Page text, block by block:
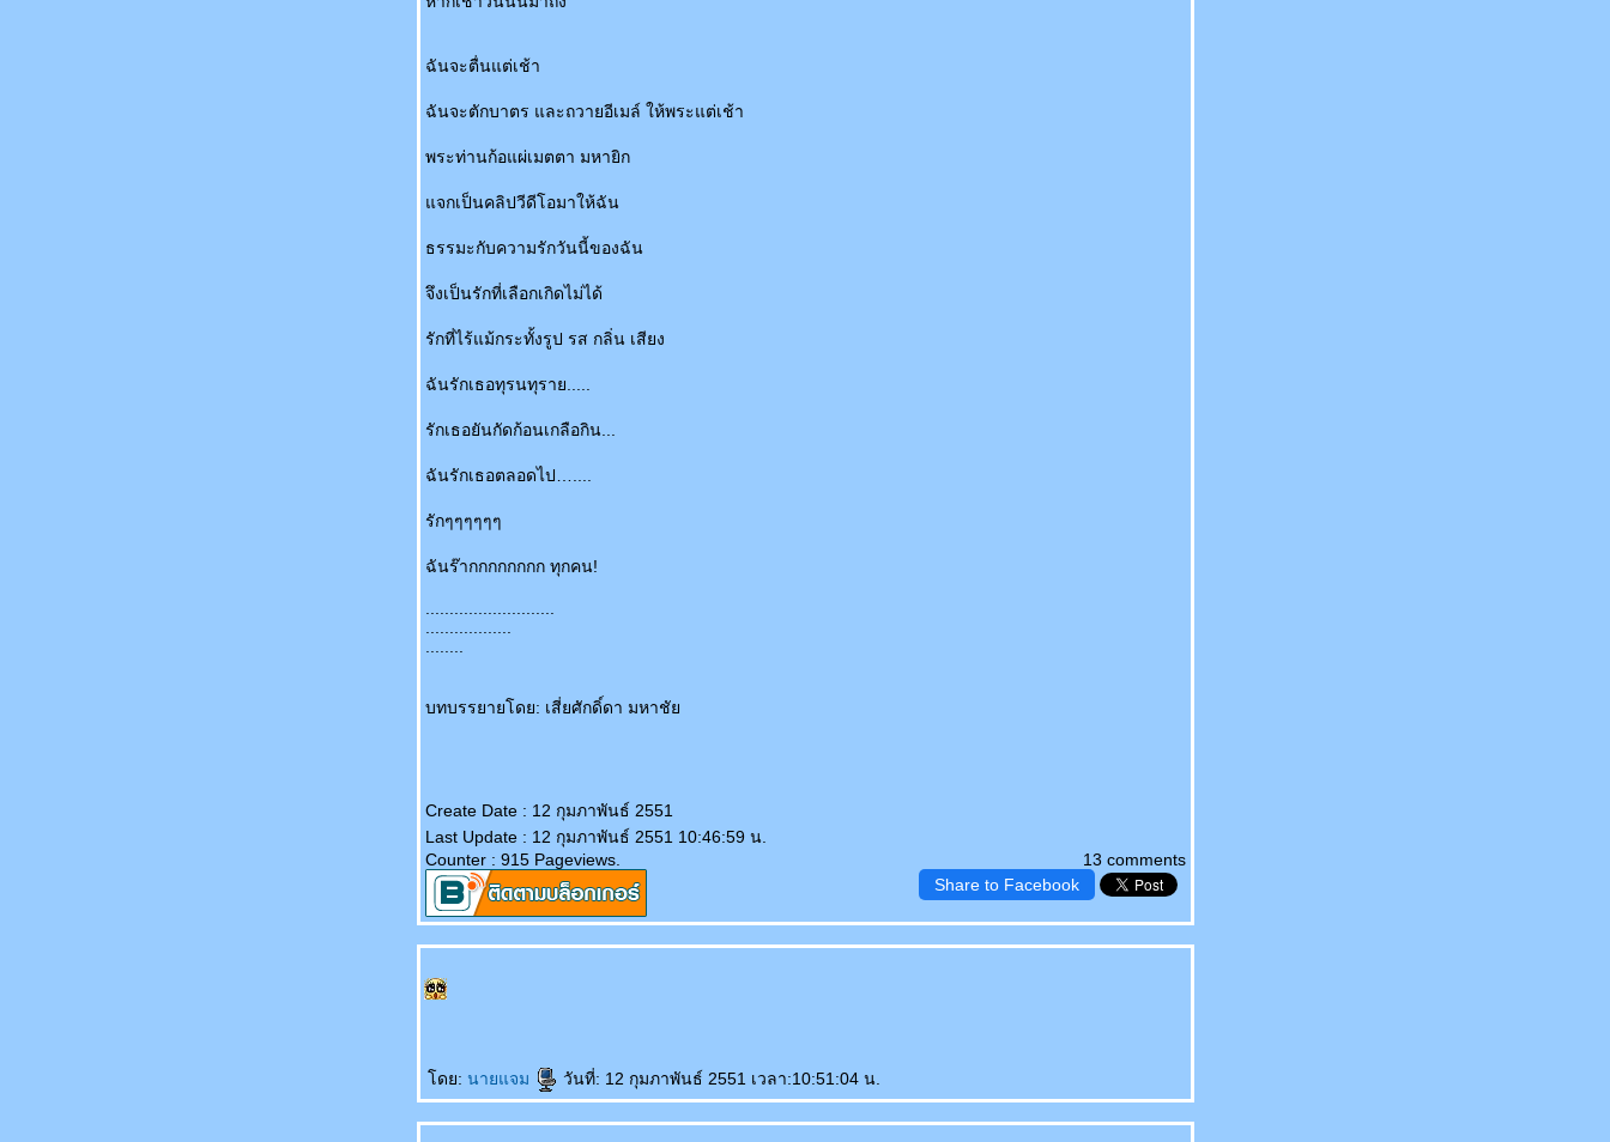
ฉันจะตื่นแต่เช้า
ฉันจะตักบาตร และถวายอีเมล์ ให้พระแต่เช้า
พระท่านก้อแผ่เมตตา มหายิก
จกเป็นคลิปวีดีโอมาให้ฉัน
ธรรมะกับความรักวันนี้ของฉัน
จึงเป็นรักที่เลือกเกิดไม่ได้
รักที่ไร้แม้กระทั้งรูป รส กลิ่น เสียง
ฉันรักเธอทุรนทุราย.....
รักเธอยันกัดก้อนเกลือกิน...
ฉันรักเธอตลอดไป…....
รักๆๆๆๆๆๆ
ฉันร๊ากกกกกกกก ทุกคน!
บทบรรยายโดย: เสี่ยศักดิ์ดา มหาชั
Create Date : 12 กุมภาพันธ์ 2551
Last Update : 12 กุมภาพันธ์ 2551 10:46:59 น.
13 comments
Counter : 915 Pageviews.
Share to Facebook
ดย: นายแจม วันที่: 12 กุมภาพันธ์ 2551 เวลา:10:51:04 น.